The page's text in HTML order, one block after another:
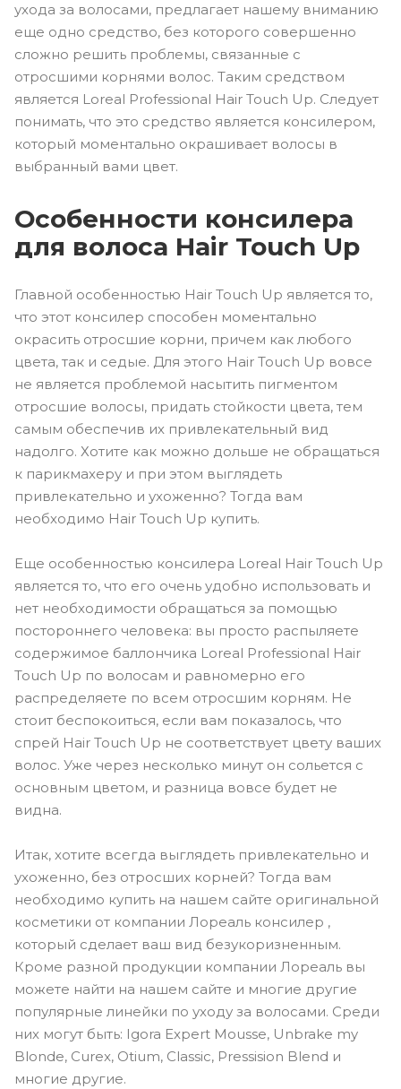
ухода за волосами, предлагает нашему вниманию
еще одно средство, без которого совершенно
сложно решить проблемы, связанные с
отросшими корнями волос. Таким средством
является Loreal Professional Hair Touch Up. Следует
понимать, что это средство является консилером,
который моментально окрашивает волосы в
выбранный вами цвет.
Особенности консилера
для волоса Hair Touch Up
Главной особенностью Hair Touch Up является то,
что этот консилер способен моментально
окрасить отросшие корни, причем как любого
цвета, так и седые. Для этого Hair Touch Up вовсе
не является проблемой насытить пигментом
отросшие волосы, придать стойкости цвета, тем
самым обеспечив их привлекательный вид
надолго. Хотите как можно дольше не обращаться
к парикмахеру и при этом выглядеть
привлекательно и ухоженно? Тогда вам
необходимо Hair Touch Up купить.
Еще особенностью консилера Loreal Hair Touch Up
является то, что его очень удобно использовать и
нет необходимости обращаться за помощью
постороннего человека: вы просто распыляете
содержимое баллончика Loreal Professional Hair
Touch Up по волосам и равномерно его
распределяете по всем отросшим корням. Не
стоит беспокоиться, если вам показалось, что
спрей Hair Touch Up не соответствует цвету ваших
волос. Уже через несколько минут он сольется с
основным цветом, и разница вовсе будет не
видна.
Итак, хотите всегда выглядеть привлекательно и
ухоженно, без отросших корней? Тогда вам
необходимо купить на нашем сайте оригинальной
косметики от компании Лореаль консилер ,
который сделает ваш вид безукоризненным.
Кроме разной продукции компании Лореаль вы
можете найти на нашем сайте и многие другие
популярные линейки по уходу за волосами. Среди
них могут быть: Igora Expert Mousse, Unbrake my
Blonde, Curex, Otium, Classic, Pressision Blend и
многие другие.